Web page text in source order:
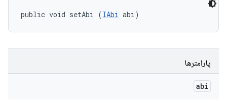
public void setAbi (IAbi abi)
پارامترها
abi